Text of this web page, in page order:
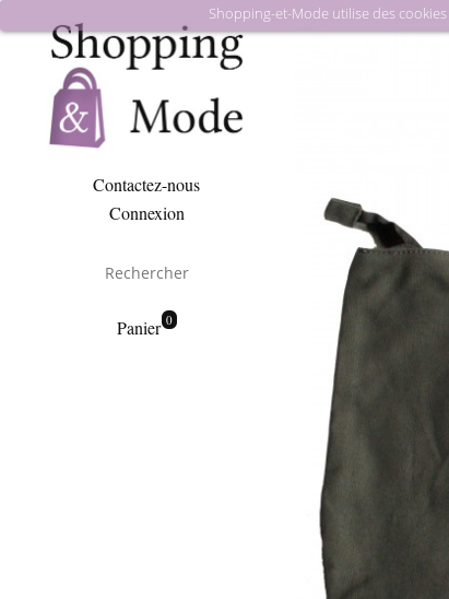
Contactez-nous
Connexion
Panier 0
Shopping-et-Mode utilise des